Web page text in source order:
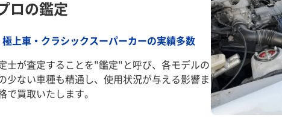
ロの鑑定
上車・クラシックスーパーカーの実績多数
士が査定することを"鑑定"と呼び、各モデルの
少ない車種も精通し、使用状況が与える影響ま
買取いたします。